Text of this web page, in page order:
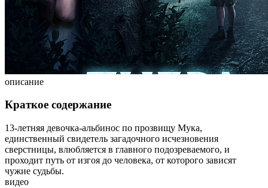
описание
Краткое содержание
13-летняя девочка-альбинос по прозвищу Мука,
единственный свидетель загадочного исчезновения
сверстницы, влюбляется в главного подозреваемого, и
проходит путь от изгоя до человека, от которого зависят
чужие судьбы.
видео